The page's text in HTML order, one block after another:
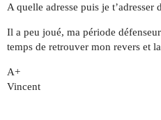
A quelle adresse puis je t’adresser
Il a peu joué, ma période
temps de retrouver mon revers et
A+
Vincent